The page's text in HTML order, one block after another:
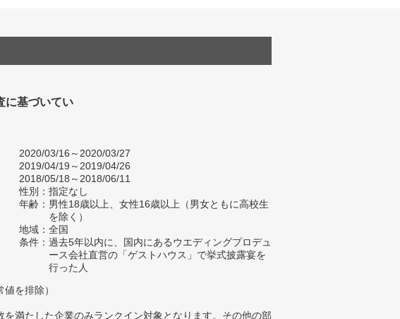
に基づいてい
2020/03/16～2020/03/27
2019/04/19～2019/04/26
2018/05/18～2018/06/11
性別：指定なし
年齢：男性18歳以上、女性16歳以上（男女ともに高校生
を除く）
地域：全国
条件：過去5年以内に、国内にあるウエディングプロデュ
ース会社直営の「ゲストハウス」で挙式披露宴を
行った人
を排除）
満たした企業のみランクイン対象となります。その他の部